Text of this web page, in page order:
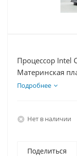
Процессор Intel
Материнская
Видеокарта
Подробнее
Нет в наличии
Поделиться